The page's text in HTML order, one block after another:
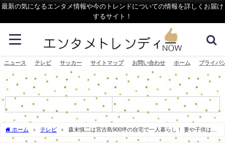
最新の気になるエンタメ情報や今のトレンドについての情報を詳しくお届け
するサイト！
ニュース テレビ サッカー サイトマップ お問い合わせ ホーム プライバ
ホーム テレビ
森末慎二は宮古島900坪の自宅で一人暮らし！ 妻や子供は現
在の収入や過去の栄光は？【爆報ザフライデー】